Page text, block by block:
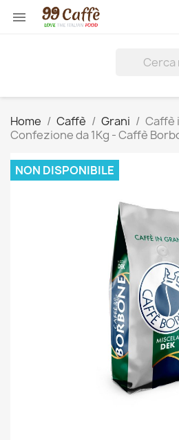

Home Caffè Grani
Caffè
Confezione da 1Kg - Caffè
NON DISPONIBILE